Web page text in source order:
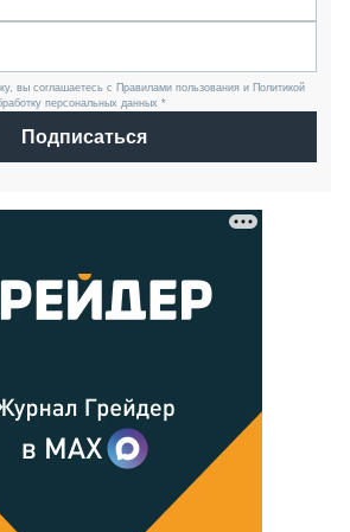
вы соглашаетесь с Правилами пользования и Политикой
персональных данных *
Подписаться